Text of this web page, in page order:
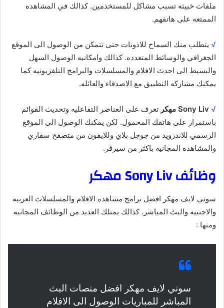
ملفات خبيثه تسبب مشاكل للمستخدمين. كذالك في المشاهده
الممتعه على هاتفهم.
√ يتطلب منك السماح للاذونات حتى تتمكن من الوصول الى الموقع
الجغرافي والوسائط المتعدده. كذالك وامكانيه الوصول السهل
والبسيط الى احدث الافلام والمسلسلات والبرامج التلفزيونيه كما
يمكنك مشاركه التطبيق مع الاصدقاء والعائله.
√ Sony Liv مهكر
تعرف على العناصر التفاعليه وتحديث القوائم
باستمرار على هاتفك المحمول. لكن يمكنك الوصول الى الموقع
الرسمي للاندرويد من جوجل بلاي وللايفون من متصفح سفاري
والمشاهده المجانيه باكثر من سيرفر.
وظائف Sony Liv مهكر
سوني لايف مهكر افضل برامج مشاهده الافلام والمسلسلات العربيه
والاجنبيه والبث المباشر. كذالك يمتلك العديد من الوظائف المجانيه
ومنها :
سوني لايف مهكر افضل منصات البث
المباشر للمباريات الوصول الى الافلام